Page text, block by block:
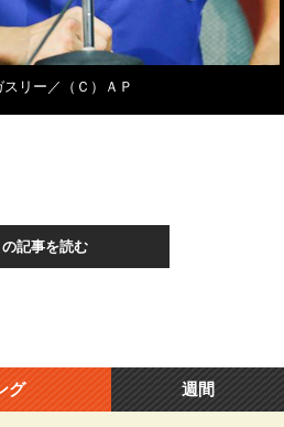
リー／（Ｃ）ＡＰ
の記事を読む
グ 週間